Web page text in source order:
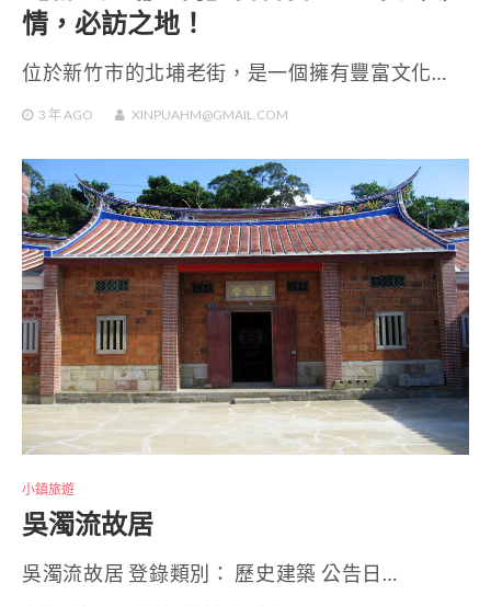
情，必訪之地！
位於新竹市的北埔老街，是一個擁有豐富文化…
3 年AGO XINPUAHM@GMAIL.COM
小鎮旅遊
吳濁流故居
吳濁流故居 登錄類別： 歷史建築 公告日…